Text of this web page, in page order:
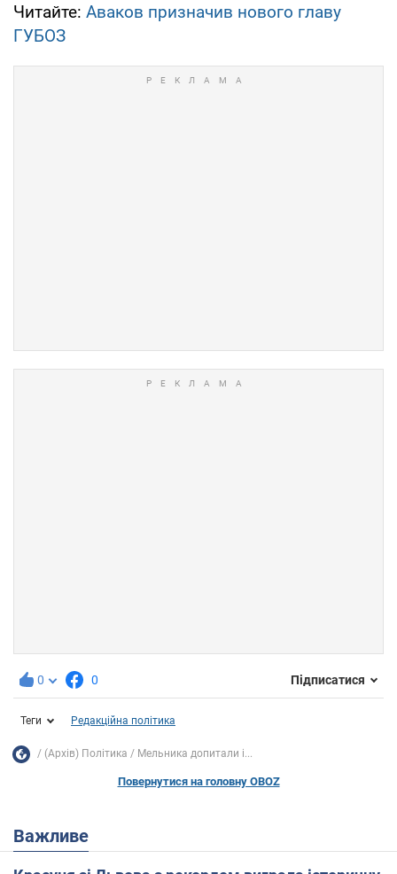
Читайте: Аваков призначив нового главу
ГУБОЗ
0 0 Підписатися
Теги Редакційна політика
(Архів) Політика Мельника допитали і...
Повернутися на головну OBOZ
Важливе